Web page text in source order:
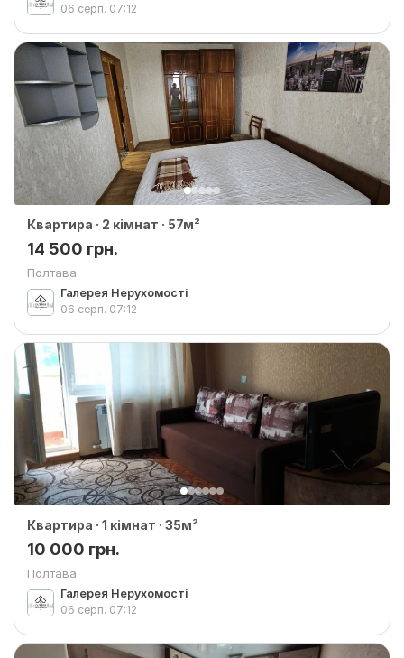
06 серп. 07:12
Квартира · 2 кімнат · 57м²
14 500 грн.
Полтава
Галерея Нерухомості
06 серп. 07:12
Квартира · 1 кімнат · 35м²
10 000 грн.
Полтава
Галерея Нерухомості
06 серп. 07:12